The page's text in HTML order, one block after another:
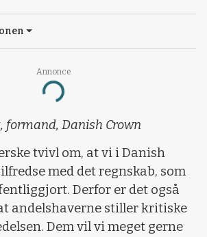
Annonce
Loading...
formand, Danish Crown
tvivl om, at vi i Danish
med det regnskab, som
Derfor er det også
andelshaverne stiller kritiske
Dem vil vi meget gerne